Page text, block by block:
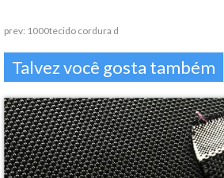
prev: 1000tecido cordura d
Talvez você gosta também